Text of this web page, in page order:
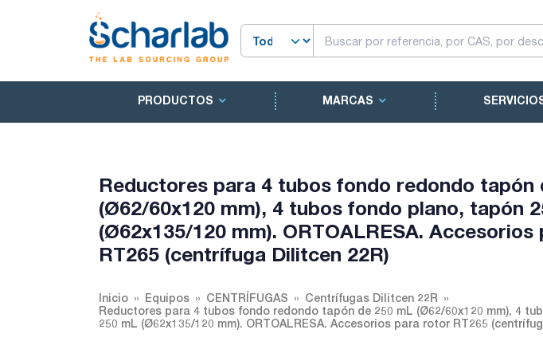
PRODUCTOS MARCAS
Reductores para 4 tubos fondo redondo tapón
(Ø62/60x120 mm), 4 tubos fondo plano, tapón
(Ø62x135/120 mm). ORTOALRESA.
RT265 (centrífuga Dilitcen 22R)
Inicio Equipos CENTRÍFUGAS
Centrífugas Dilitcen 22R
Reductores para 4 tubos fondo redondo tapón de 250 mL (Ø62/60x120 mm), 4
250 mL (Ø62x135/120 mm). ORTOALRESA. Accesorios para rotor RT265